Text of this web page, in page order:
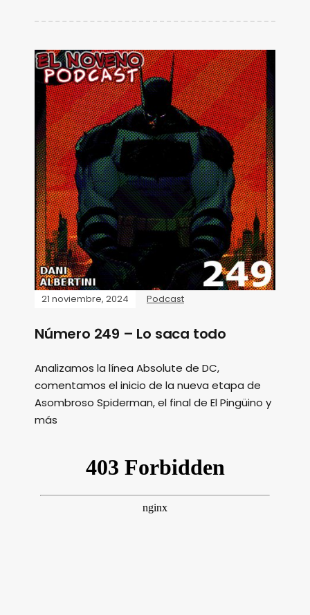
21 noviembre, 2024 Podcast
Número 249 – Lo saca todo
Analizamos la línea Absolute de DC,
comentamos el inicio de la nueva etapa de
Asombroso Spiderman, el final de El Pingüino y
más